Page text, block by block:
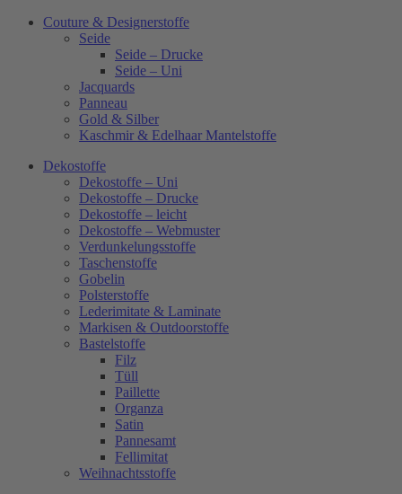
Couture & Designerstoffe
Seide
Seide – Drucke
Seide – Uni
Jacquards
Panneau
Gold & Silber
Kaschmir & Edelhaar Mantelstoffe
Dekostoffe
Dekostoffe – Uni
Dekostoffe – Drucke
Dekostoffe – leicht
Dekostoffe – Webmuster
Verdunkelungsstoffe
Taschenstoffe
Gobelin
Polsterstoffe
Lederimitate & Laminate
Markisen & Outdoorstoffe
Bastelstoffe
Filz
Tüll
Paillette
Organza
Satin
Pannesamt
Fellimitat
Weihnachtsstoffe